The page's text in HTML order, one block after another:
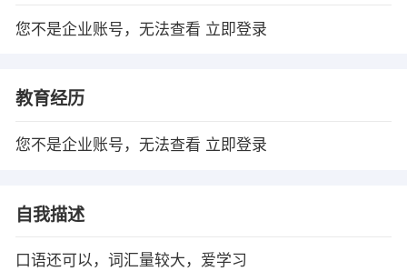
您不是企业账号，无法查看 立即登录
教育经历
您不是企业账号，无法查看 立即登录
自我描述
口语还可以，词汇量较大，爱学习